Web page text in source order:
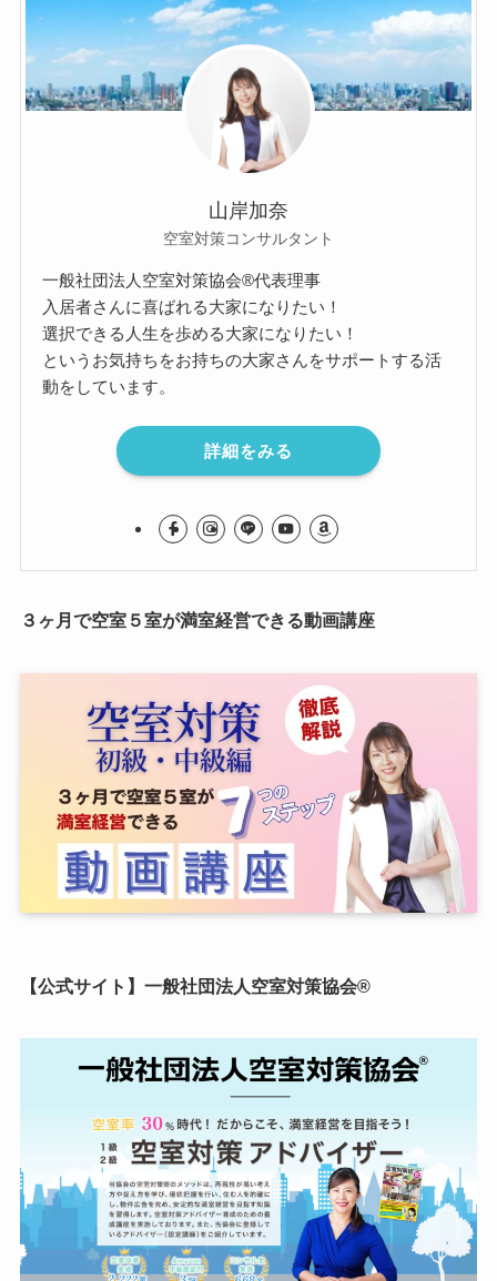
山岸加奈
空室対策コンサルタント
一般社団法人空室対策協会®︎代表理事
入居者さんに喜ばれる大家になりたい！
選択できる人生を歩める大家になりたい！
というお気持ちをお持ちの大家さんをサポートする活
動をしています。
詳細をみる
３ヶ月で空室５室が満室経営できる動画講座
【公式サイト】一般社団法人空室対策協会®︎